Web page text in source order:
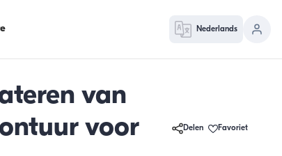
Nederlands
van
voor
Delen Favoriet